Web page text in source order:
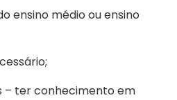
ensino médio ou ensino
– ter conhecimento em